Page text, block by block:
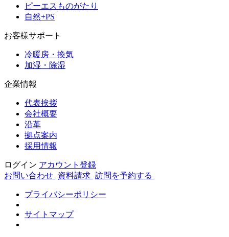
ピーエスものがたり
自然+PS
お客様サポート
冷暖房・換気
加湿・除湿
企業情報
代表挨拶
会社概要
沿革
拠点案内
採用情報
ログイン アカウント登録
お問い合わせ 資料請求 訪問を予約する
プライバシーポリシー
サイトマップ